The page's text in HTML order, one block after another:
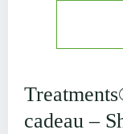
cadeau –